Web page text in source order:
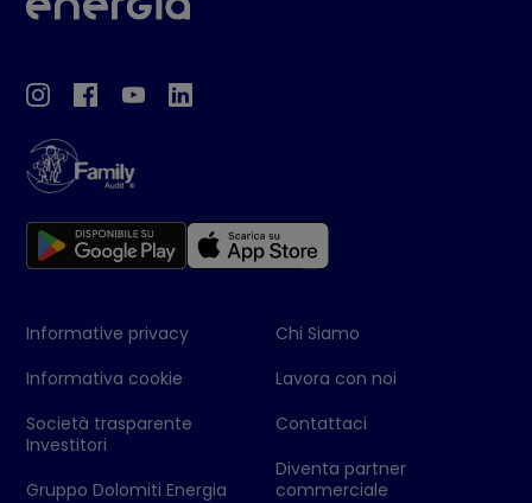
Informative privacy
Informativa cookie
Società trasparente
Investitori
Gruppo Dolomiti Energia
Chi Siamo
Lavora con noi
Contattaci
Diventa partner
commerciale